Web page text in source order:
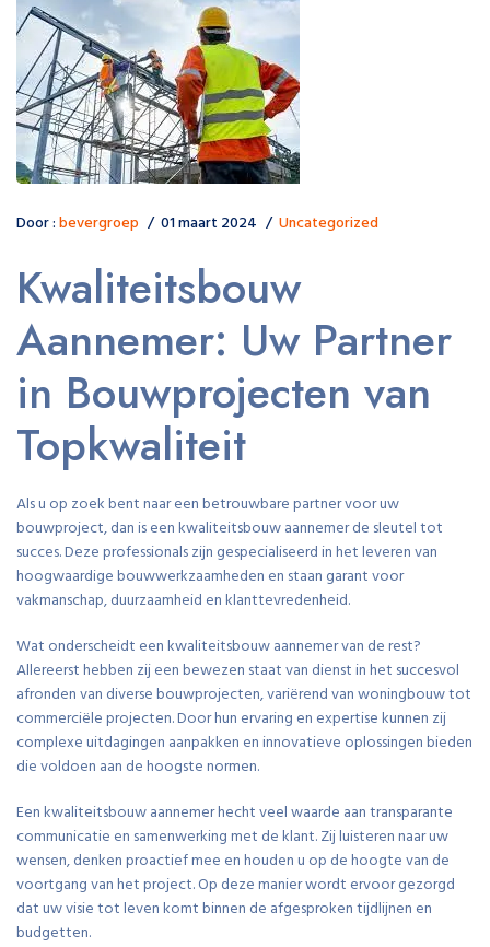
Door :bevergroep 01 maart 2024 Uncategorized
Kwaliteitsbouw
Aannemer: Uw Partner
in Bouwprojecten van
Topkwaliteit
Als u op zoek bent naar een betrouwbare partner voor uw
bouwproject, dan is een kwaliteitsbouw aannemer de sleutel tot
succes. Deze professionals zijn gespecialiseerd in het leveren van
hoogwaardige bouwwerkzaamheden en staan garant voor
vakmanschap, duurzaamheid en klanttevredenheid.
Wat onderscheidt een kwaliteitsbouw aannemer van de rest?
Allereerst hebben zij een bewezen staat van dienst in het succesvol
afronden van diverse bouwprojecten, variërend van woningbouw tot
commerciële projecten. Door hun ervaring en expertise kunnen zij
complexe uitdagingen aanpakken en innovatieve oplossingen bieden
die voldoen aan de hoogste normen.
Een kwaliteitsbouw aannemer hecht veel waarde aan transparante
communicatie en samenwerking met de klant. Zij luisteren naar uw
wensen, denken proactief mee en houden u op de hoogte van de
voortgang van het project. Op deze manier wordt ervoor gezorgd
dat uw visie tot leven komt binnen de afgesproken tijdlijnen en
budgetten.